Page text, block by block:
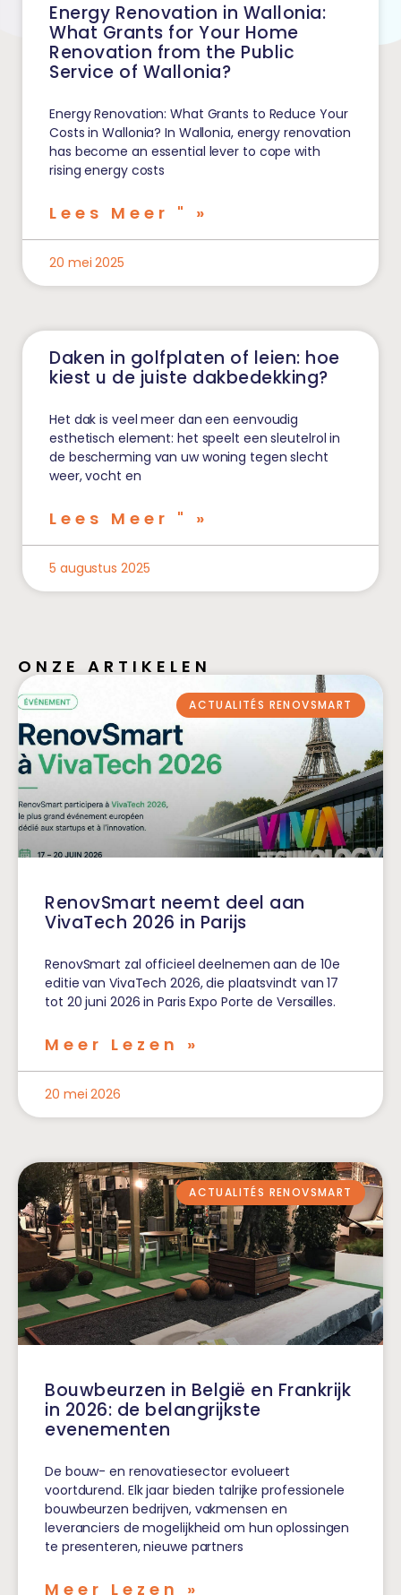
Energy Renovation in Wallonia:
What Grants for Your Home
Renovation from the Public
Service of Wallonia?
Energy Renovation: What Grants to Reduce Your
Costs in Wallonia? In Wallonia, energy renovation
has become an essential lever to cope with
rising energy costs
Lees Meer " »
20 mei 2025
Daken in golfplaten of leien: hoe
kiest u de juiste dakbedekking?
Het dak is veel meer dan een eenvoudig
esthetisch element: het speelt een sleutelrol in
de bescherming van uw woning tegen slecht
weer, vocht en
Lees Meer " »
5 augustus 2025
ONZE ARTIKELEN
ACTUALITÉS RENOVSMART
RenovSmart neemt deel aan
VivaTech 2026 in Parijs
RenovSmart zal officieel deelnemen aan de 10e
editie van VivaTech 2026, die plaatsvindt van 17
tot 20 juni 2026 in Paris Expo Porte de Versailles.
Meer Lezen »
20 mei 2026
ACTUALITÉS RENOVSMART
Bouwbeurzen in België en Frankrijk
in 2026: de belangrijkste
evenementen
De bouw- en renovatiesector evolueert
voortdurend. Elk jaar bieden talrijke professionele
bouwbeurzen bedrijven, vakmensen en
leveranciers de mogelijkheid om hun oplossingen
te presenteren, nieuwe partners
Meer Lezen »